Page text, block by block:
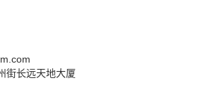
街长远天地大厦